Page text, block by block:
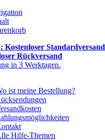
Kostenloser Standardversand
Rückversand
in 3 Werktagen.
ist meine Bestellung?
Hilfe-Themen